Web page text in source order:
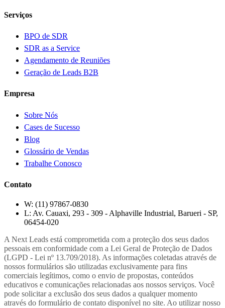
Serviços
BPO de SDR
SDR as a Service
Agendamento de Reuniões
Geração de Leads B2B
Empresa
Sobre Nós
Cases de Sucesso
Blog
Glossário de Vendas
Trabalhe Conosco
Contato
W: (11) 97867-0830
L: Av. Cauaxi, 293 - 309 - Alphaville Industrial, Barueri - SP,
06454-020
A Next Leads está comprometida com a proteção dos seus dados
pessoais em conformidade com a Lei Geral de Proteção de Dados
(LGPD - Lei nº 13.709/2018). As informações coletadas através de
nossos formulários são utilizadas exclusivamente para fins
comerciais legítimos, como o envio de propostas, conteúdos
educativos e comunicações relacionadas aos nossos serviços. Você
pode solicitar a exclusão dos seus dados a qualquer momento
através do formulário de contato disponível no site. Ao utilizar nosso